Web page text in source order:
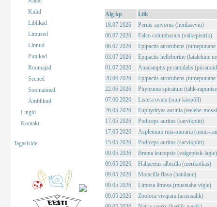
Kiilid
Liblikad
Limused
Linnud
Putukad
Roomajad
Seened
Soontaimed
Ämblikud
Lingid
Kontakt
Tagasiside
Alg kp
Liik
18.07 2026
Pernis apivorus (herilaseviu)
06.07 2026
Falco columbarius (väikepistrik)
06.07 2026
Epipactis atrorubens
03.07 2026
Epipactis helleborine (laialehine
01.07 2026
Anacamptis pyramidalis
28.06 2026
Epipactis atrorubens
22.06 2026
Phyteuma spicatum (tähk-
07.06 2026
Listera ovata (suur käopõll)
26.05 2026
Euphydryas aurinia (teelehe-
17.05 2026
Podiceps auritus (sarvikpütt)
17.05 2026
Asplenium ruta-muraria (müür-
15.05 2026
Podiceps auritus (sarvikpütt)
09.05 2026
Branta leucopsis (valgepõsk-lagle)
09.05 2026
Haliaeetus albicilla (merikotkas)
09.05 2026
Motacilla flava (hänilane)
09.05 2026
Limosa limosa (mustsaba-vigle)
09.05 2026
Zootoca vivipara (arusisalik)